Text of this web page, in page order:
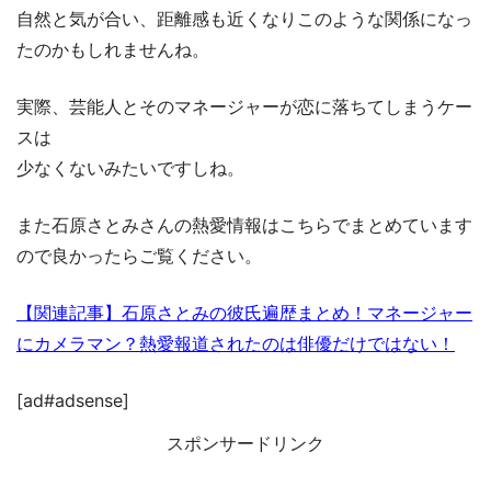
自然と気が合い、距離感も近くなりこのような関係になっ
たのかもしれませんね。
実際、芸能人とそのマネージャーが恋に落ちてしまうケー
スは
少なくないみたいですしね。
また石原さとみさんの熱愛情報はこちらでまとめています
ので良かったらご覧ください。
【関連記事】石原さとみの彼氏遍歴まとめ！マネージャー
にカメラマン？熱愛報道されたのは俳優だけではない！
[ad#adsense]
スポンサードリンク